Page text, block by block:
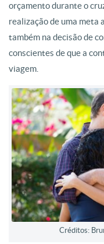
orçamento durante o
realização de uma meta
também na decisão de
conscientes de que a
viagem.
Créditos: